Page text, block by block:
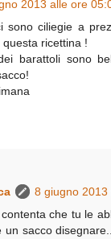
2013 alle ore
sono ciliegie a
ricettina !
barattoli sono
8 giugno
che tu le
un sacco